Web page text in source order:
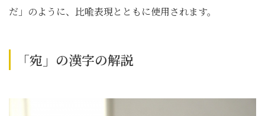
だ」のように、比喩表現とともに使用されます。
「宛」の漢字の解説